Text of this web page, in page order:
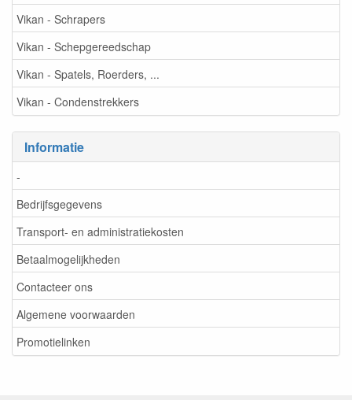
Vikan - Schrapers
Vikan - Schepgereedschap
Vikan - Spatels, Roerders, ...
Vikan - Condenstrekkers
Informatie
-
Bedrijfsgegevens
Transport- en administratiekosten
Betaalmogelijkheden
Contacteer ons
Algemene voorwaarden
Promotielinken